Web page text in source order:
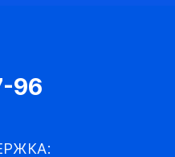
96